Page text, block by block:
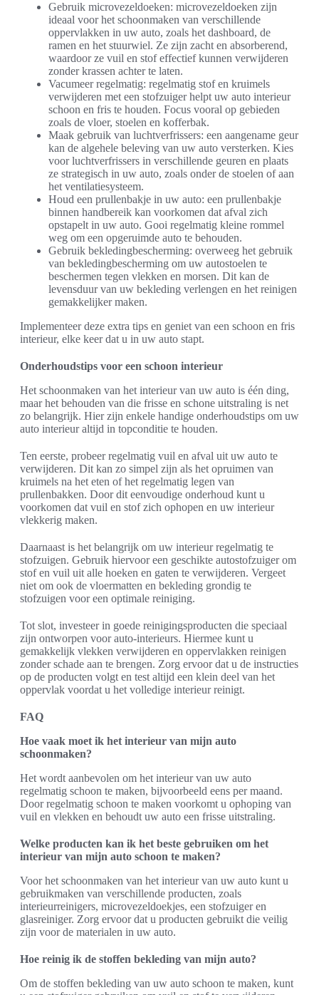
Gebruik microvezeldoeken: microvezeldoeken zijn
ideaal voor het schoonmaken van verschillende
oppervlakken in uw auto, zoals het dashboard, de
ramen en het stuurwiel. Ze zijn zacht en absorberend,
waardoor ze vuil en stof effectief kunnen verwijderen
zonder krassen achter te laten.
Vacumeer regelmatig: regelmatig stof en kruimels
verwijderen met een stofzuiger helpt uw auto interieur
schoon en fris te houden. Focus vooral op gebieden
zoals de vloer, stoelen en kofferbak.
Maak gebruik van luchtverfrissers: een aangename geur
kan de algehele beleving van uw auto versterken. Kies
voor luchtverfrissers in verschillende geuren en plaats
ze strategisch in uw auto, zoals onder de stoelen of aan
het ventilatiesysteem.
Houd een prullenbakje in uw auto: een prullenbakje
binnen handbereik kan voorkomen dat afval zich
opstapelt in uw auto. Gooi regelmatig kleine rommel
weg om een opgeruimde auto te behouden.
Gebruik bekledingbescherming: overweeg het gebruik
van bekledingbescherming om uw autostoelen te
beschermen tegen vlekken en morsen. Dit kan de
levensduur van uw bekleding verlengen en het reinigen
gemakkelijker maken.
Implementeer deze extra tips en geniet van een schoon en fris
interieur, elke keer dat u in uw auto stapt.
Onderhoudstips voor een schoon interieur
Het schoonmaken van het interieur van uw auto is één ding,
maar het behouden van die frisse en schone uitstraling is net
zo belangrijk. Hier zijn enkele handige onderhoudstips om uw
auto interieur altijd in topconditie te houden.
Ten eerste, probeer regelmatig vuil en afval uit uw auto te
verwijderen. Dit kan zo simpel zijn als het opruimen van
kruimels na het eten of het regelmatig legen van
prullenbakken. Door dit eenvoudige onderhoud kunt u
voorkomen dat vuil en stof zich ophopen en uw interieur
vlekkerig maken.
Daarnaast is het belangrijk om uw interieur regelmatig te
stofzuigen. Gebruik hiervoor een geschikte autostofzuiger om
stof en vuil uit alle hoeken en gaten te verwijderen. Vergeet
niet om ook de vloermatten en bekleding grondig te
stofzuigen voor een optimale reiniging.
Tot slot, investeer in goede reinigingsproducten die speciaal
zijn ontworpen voor auto-interieurs. Hiermee kunt u
gemakkelijk vlekken verwijderen en oppervlakken reinigen
zonder schade aan te brengen. Zorg ervoor dat u de instructies
op de producten volgt en test altijd een klein deel van het
oppervlak voordat u het volledige interieur reinigt.
FAQ
Hoe vaak moet ik het interieur van mijn auto
schoonmaken?
Het wordt aanbevolen om het interieur van uw auto
regelmatig schoon te maken, bijvoorbeeld eens per maand.
Door regelmatig schoon te maken voorkomt u ophoping van
vuil en vlekken en behoudt uw auto een frisse uitstraling.
Welke producten kan ik het beste gebruiken om het
interieur van mijn auto schoon te maken?
Voor het schoonmaken van het interieur van uw auto kunt u
gebruikmaken van verschillende producten, zoals
interieurreinigers, microvezeldoekjes, een stofzuiger en
glasreiniger. Zorg ervoor dat u producten gebruikt die veilig
zijn voor de materialen in uw auto.
Hoe reinig ik de stoffen bekleding van mijn auto?
Om de stoffen bekleding van uw auto schoon te maken, kunt